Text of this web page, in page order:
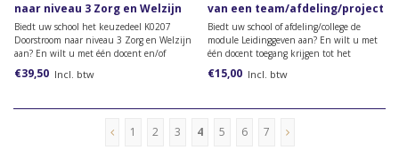
naar niveau 3 Zorg en Welzijn
Biedt uw school het keuzedeel K0207
Doorstroom naar niveau 3 Zorg en Welzijn
aan? En wilt u met één docent en/of
praktijkbegeleider toegang krijgen tot het
docentenmateriaal? Dan heeft u dit
€39,50 Incl. btw
van een team/afdeling/project
Biedt uw school of afdeling/college de
module Leidinggeven aan? En wilt u met
één docent toegang krijgen tot het
docentmateriaal? Dan heeft u dit
docentpakket nodig.
€15,00 Incl. btw
1 2 3 4 5 6 7